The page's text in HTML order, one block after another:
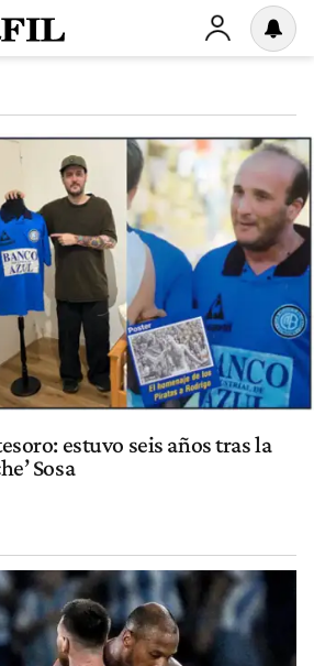
estuvo seis años tras la
Sosa